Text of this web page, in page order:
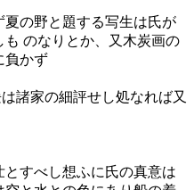
の野と題する写生は氏が
のなりとか、又木炭画の
負かず
諸家の細評せし処なれば又
すべし想ふに氏の真意は